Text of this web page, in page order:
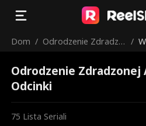
Dom / Odrodzenie Zdradzo
/
Odrodzenie Zdradzonej
Odcinki
75 Lista Seriali